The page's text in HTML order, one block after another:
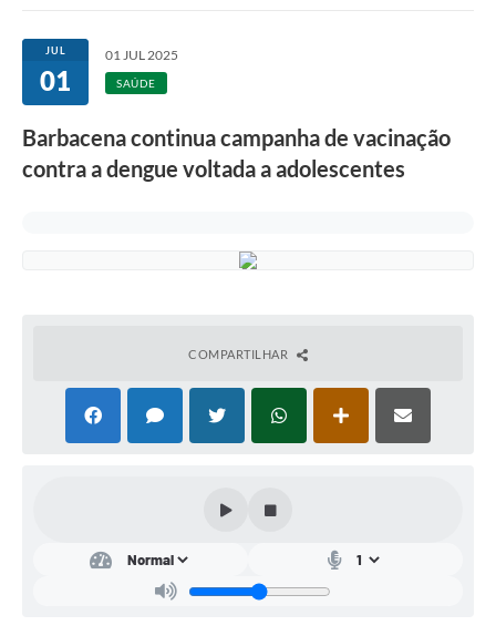
Ouvidoria
Serviços
PCA (Planos de Contratações Anuais)
JUL
01
01 JUL 2025
SAÚDE
Barbacena continua campanha de vacinação
contra a dengue voltada a adolescentes
COMPARTILHAR